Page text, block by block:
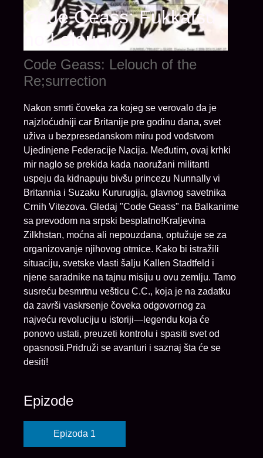
Code Geass: Fukkatsu
no Lelouch
Code Geass: Lelouch of the
Re;surrection
Nakon smrti čoveka za kojeg se verovalo da je
najzloćudniji car Britanije pre godinu dana, svet
uživa u bezpresedanskom miru pod vođstvom
Ujedinjene Federacije Nacija. Međutim, ovaj krhki
mir naglo se prekida kada naoružani militanti
uspeju da kidnapuju bivšu princezu Nunnally vi
Britannia i Suzaku Kururugija, glavnog savetnika
Crnih Vitezova. Gledaj "Code Geass" na Balkanime
sa prevodom na srpski besplatno!Kraljevina
Zilkhstan, moćna ali nepouzdana, optužuje se za
organizovanje njihovog otmice. Kako bi istražili
situaciju, svetske vlasti šalju Kallen Stadtfeld i
njene saradnike na tajnu misiju u ovu zemlju. Tamo
susreću besmrtnu vešticu C.C., koja je na zadatku
da završi vaskrsenje čoveka odgovornog za
najveću revoluciju u istoriji—legendu koja će
ponovo ustati, preuzeti kontrolu i spasiti svet od
opasnosti.Pridruži se avanturi i saznaj šta će se
desiti!
Epizode
Epizoda 1